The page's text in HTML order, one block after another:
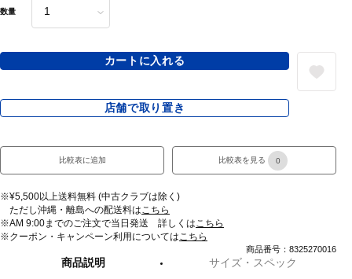
数量
カートに入れる
店舗で取り置き
比較表に追加 比較表を見る 0
※¥5,500以上送料無料 (中古クラブは除く)
ただし沖縄・離島への配送料はこちら
※AM 9:00までのご注文で当日発送 詳しくはこちら
※クーポン・キャンペーン利用についてはこちら
商品番号：8325270016
商品説明 サイズ・スペック